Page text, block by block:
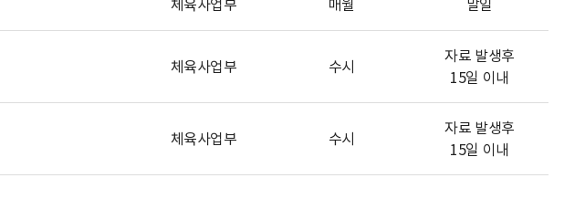
체육사업부 매월 말일
체육사업부 수시
자료 발생후
15일 이내
체육사업부 수시
자료 발생후
15일 이내